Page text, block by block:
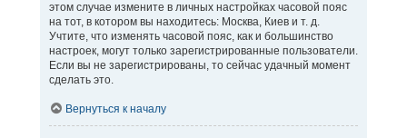
этом случае измените в личных настройках часовой пояс
на тот, в котором вы находитесь: Москва, Киев и т. д.
Учтите, что изменять часовой пояс, как и большинство
настроек, могут только зарегистрированные пользователи.
Если вы не зарегистрированы, то сейчас удачный момент
сделать это.
Вернуться к началу